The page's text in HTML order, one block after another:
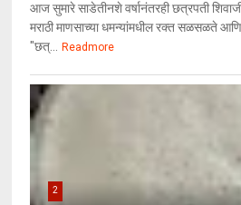
आज सुमारे साडेतीनशे वर्षानंतरही छत्रपती
मराठी माणसाच्या धमन्यांमधील रक्त सळसळते
"छत्... Readmore
2